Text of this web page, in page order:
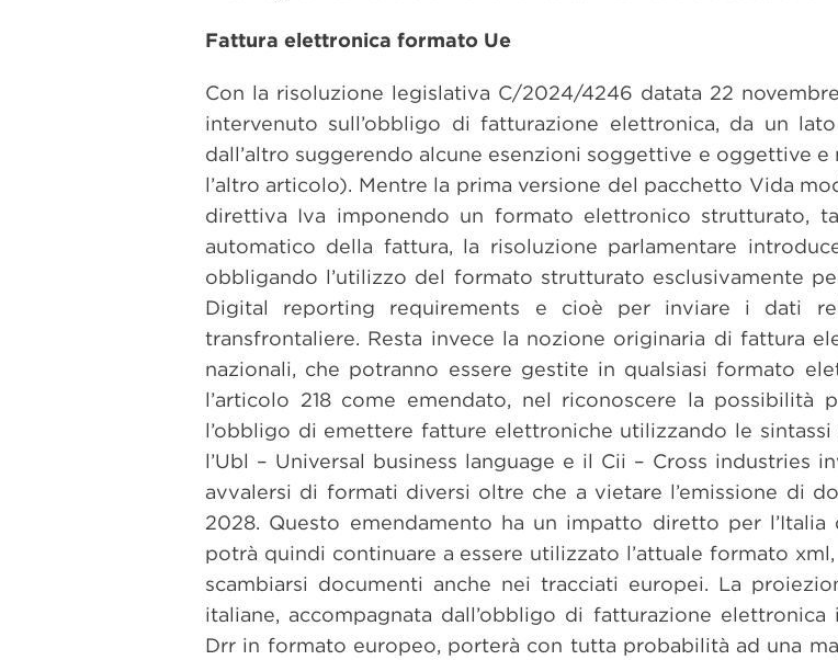
Fattura elettronica formato Ue
Con la risoluzione legislativa C/2024/4246 datata 22
intervenuto sull’obbligo di fatturazione elettronica, da un
dall’altro suggerendo alcune esenzioni soggettive e oggettive
l’altro articolo). Mentre la prima versione del pacchetto Vida
direttiva Iva imponendo un formato elettronico strutturato,
automatico della fattura, la risoluzione parlamentare
obbligando l’utilizzo del formato strutturato esclusivamente
Digital reporting requirements e cioè per inviare i dati
transfrontaliere. Resta invece la nozione originaria di fattura
nazionali, che potranno essere gestite in qualsiasi formato
l’articolo 218 come emendato, nel riconoscere la
l’obbligo di emettere fatture elettroniche utilizzando le sintassi
l’Ubl – Universal business language e il Cii – Cross industries
avvalersi di formati diversi oltre che a vietare l’emissione di
2028. Questo emendamento ha un impatto diretto per
potrà quindi continuare a essere utilizzato l’attuale formato
scambiarsi documenti anche nei tracciati europei. La
italiane, accompagnata dall’obbligo di fatturazione
Drr in formato europeo, porterà con tutta probabilità ad una